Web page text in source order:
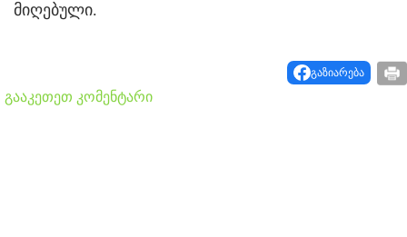
მიღებული.
გაზიარება
გააკეთეთ კომენტარი